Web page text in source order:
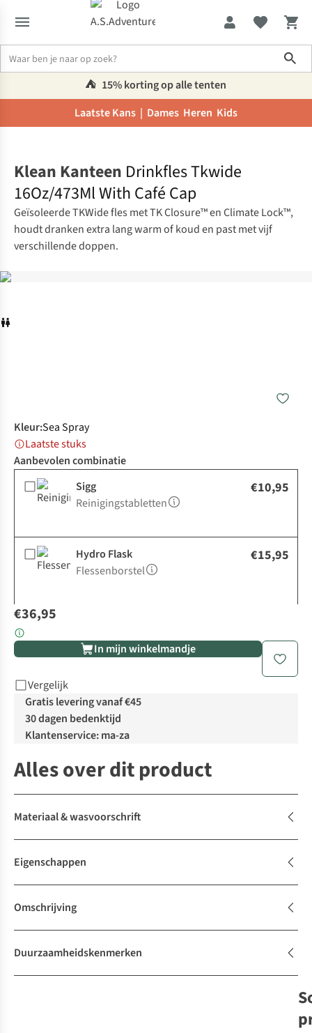
⛺️ 15% korting op alle tenten
Laatste Kans | Dames Heren Kids
Klean Kanteen Drinkfles Tkwide
16Oz/473Ml With Café Cap
Geïsoleerde TKWide fles met TK Closure™ en Climate Lock™,
houdt dranken extra lang warm of koud en past met vijf
verschillende doppen.
Kleur:Sea Spray
Laatste stuks
Aanbevolen combinatie
Sigg
Reinigingstabletten
€10,95
Hydro Flask
Flessenborstel
€15,95
€36,95
In mijn winkelmandje
Vergelijk
Gratis levering vanaf €45
30 dagen bedenktijd
Klantenservice: ma-za
Alles over dit product
Materiaal & wasvoorschrift
Eigenschappen
Omschrijving
Duurzaamheidskenmerken